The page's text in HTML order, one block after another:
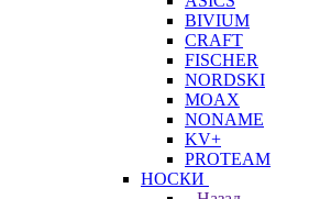
BIVIUM
CRAFT
FISCHER
NORDSKI
MOAX
NONAME
KV+
PROTEAM
НОСКИ